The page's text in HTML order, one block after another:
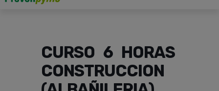
CURSO 6 HORAS
CONSTRUCCION